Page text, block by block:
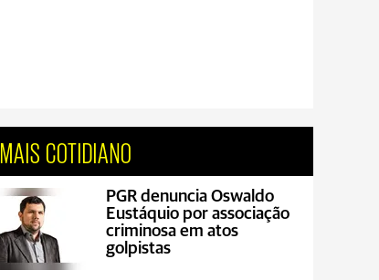
MAIS COTIDIANO
PGR denuncia Oswaldo
Eustáquio por associação
criminosa em atos
golpistas